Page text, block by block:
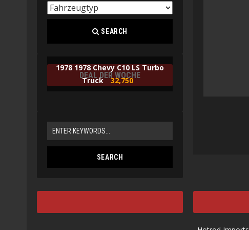
SEARCH
DEAL DER WOCHE
1978 1978 Chevy C10 LS Turbo
Truck 32,750